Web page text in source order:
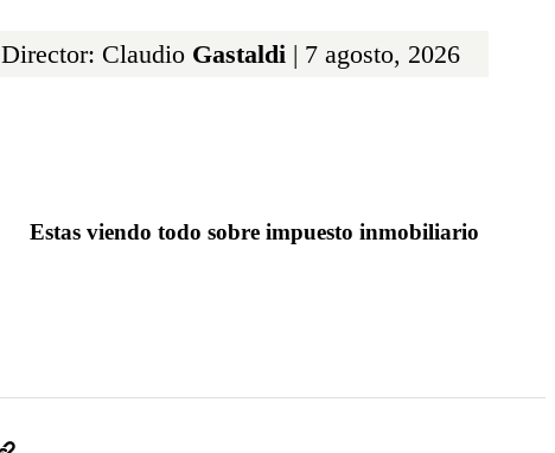
Director: Claudio Gastaldi | 7 agosto, 2026
Estas viendo todo sobre impuesto inmobiliario